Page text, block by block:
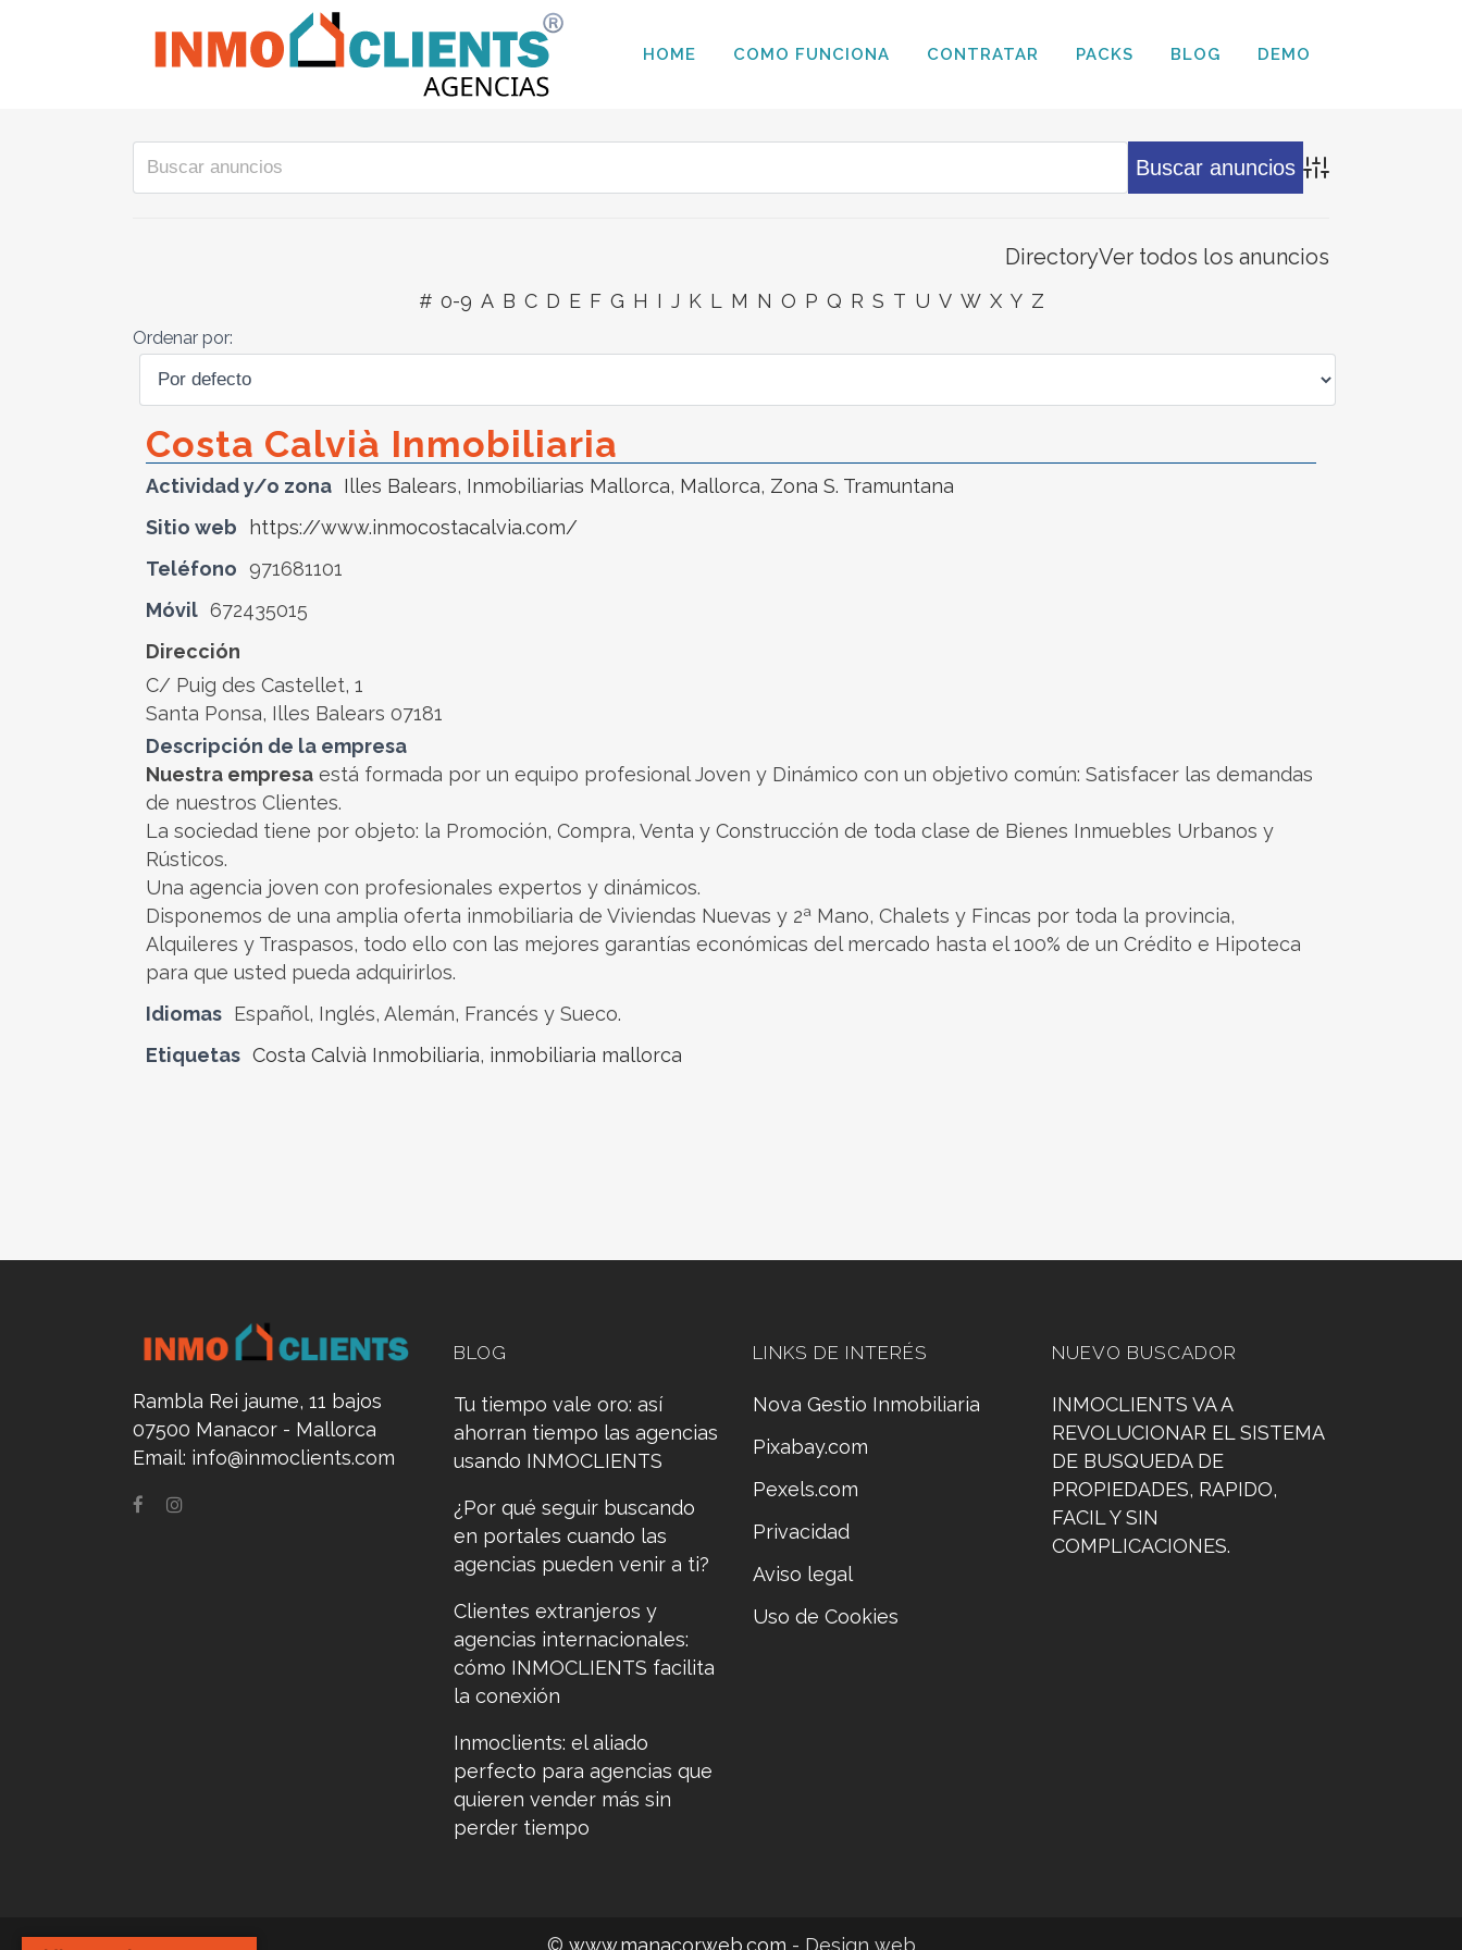
HOME COMO FUNCIONA CONTRATAR PACKS BLOG DEMO
Búsqueda
DirectoryVer todos los anuncios
# 0-9 A B C D E F G H I J K L M N O P Q R S T U V W X Y Z
Ordenar por:
Costa Calvià Inmobiliaria
Actividad y/o zona Illes Balears, Inmobiliarias Mallorca, Mallorca, Zona S. Tramuntana
Sitio web
https://www.inmocostacalvia.com/
Teléfono 971681101
Móvil 672435015
Dirección
C/ Puig des Castellet, 1
Santa Ponsa, Illes Balears 07181
Descripción de la empresa
Nuestra empresa está formada por un equipo profesional Joven y Dinámico con un objetivo común: Satisfacer las demandas
de nuestros Clientes.
La sociedad tiene por objeto: la Promoción, Compra, Venta y Construcción de toda clase de Bienes Inmuebles Urbanos y
Rústicos.
Una agencia joven con profesionales expertos y dinámicos.
Disponemos de una amplia oferta inmobiliaria de Viviendas Nuevas y 2ª Mano, Chalets y Fincas por toda la provincia,
Alquileres y Traspasos, todo ello con las mejores garantías económicas del mercado hasta el 100% de un Crédito e Hipoteca
para que usted pueda adquirirlos.
Idiomas Español, Inglés, Alemán, Francés y Sueco.
Etiquetas Costa Calvià Inmobiliaria, inmobiliaria mallorca
Rambla Rei jaume, 11 bajos
07500 Manacor - Mallorca
Email: info@inmoclients.com
BLOG
Tu tiempo vale oro: así
ahorran tiempo las agencias
usando INMOCLIENTS
¿Por qué seguir buscando
en portales cuando las
agencias pueden venir a ti?
Clientes extranjeros y
agencias internacionales:
cómo INMOCLIENTS facilita
la conexión
Inmoclients: el aliado
perfecto para agencias que
quieren vender más sin
perder tiempo
LINKS DE INTERÉS
Nova Gestio Inmobiliaria
Pixabay.com
Pexels.com
Privacidad
Aviso legal
Uso de Cookies
NUEVO BUSCADOR
INMOCLIENTS VA A
REVOLUCIONAR EL SISTEMA
DE BUSQUEDA DE
PROPIEDADES, RAPIDO,
FACIL Y SIN
COMPLICACIONES.
© www.manacorweb.com - Design web